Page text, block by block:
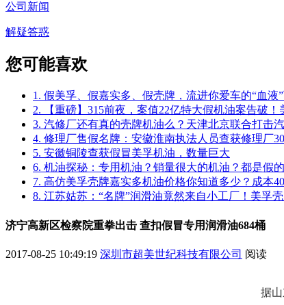
公司新闻
解疑答惑
您可能喜欢
1. 假美孚、假嘉实多、假壳牌，流进你爱车的“血液”
2. 【重磅】315前夜，案值22亿特大假机油案告破
3. 汽修厂还有真的壳牌机油么？天津北京联合打击
4. 修理厂售假名牌：安徽淮南执法人员查获修理厂
5. 安徽铜陵查获假冒美孚机油，数量巨大
6. 机油探秘：专用机油？销量很大的机油？都是假的
7. 高仿美孚壳牌嘉实多机油价格你知道多少？成本40
8. 江苏姑苏：“名牌”润滑油竟然来自小工厂！美孚
济宁高新区检察院重拳出击 查扣假冒专用润滑油684桶
2017-08-25 10:49:19 深圳市超美世纪科技有限公司 阅读
据山